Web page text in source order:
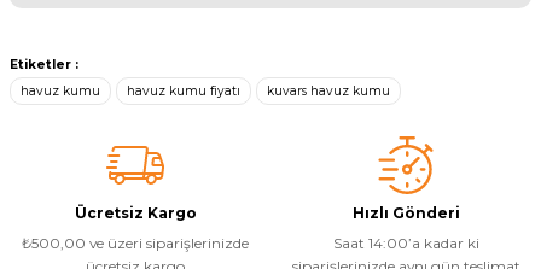
konularda yetersiz gördüğünüz noktaları öneri formunu kullanarak
tarafımıza iletebilirsiniz.
Görüş ve önerileriniz için teşekkür ederiz.
Ürün resmi kalitesiz, bozuk veya görüntülenemiyor.
Ürün açıklamasında eksik bilgiler bulunuyor.
Ürün bilgilerinde hatalar bulunuyor.
Ürün fiyatı diğer sitelerden daha pahalı.
Etiketler :
havuz kumu
havuz kumu fiyatı kuvars havuz kumu
Ücretsiz Kargo
₺500,00 ve üzeri siparişlerinizde
Hızlı Gönderi
Saat 14:00’a kadar ki